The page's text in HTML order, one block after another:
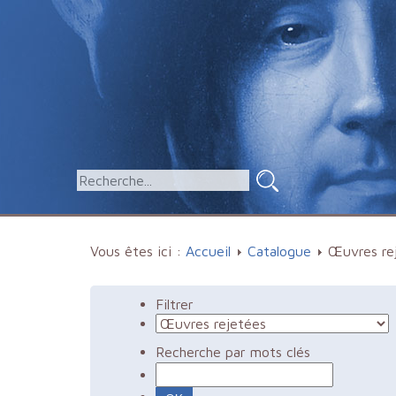
Vous êtes ici : Accueil Catalogue Œuvres
Filtrer
Recherche par mots clés